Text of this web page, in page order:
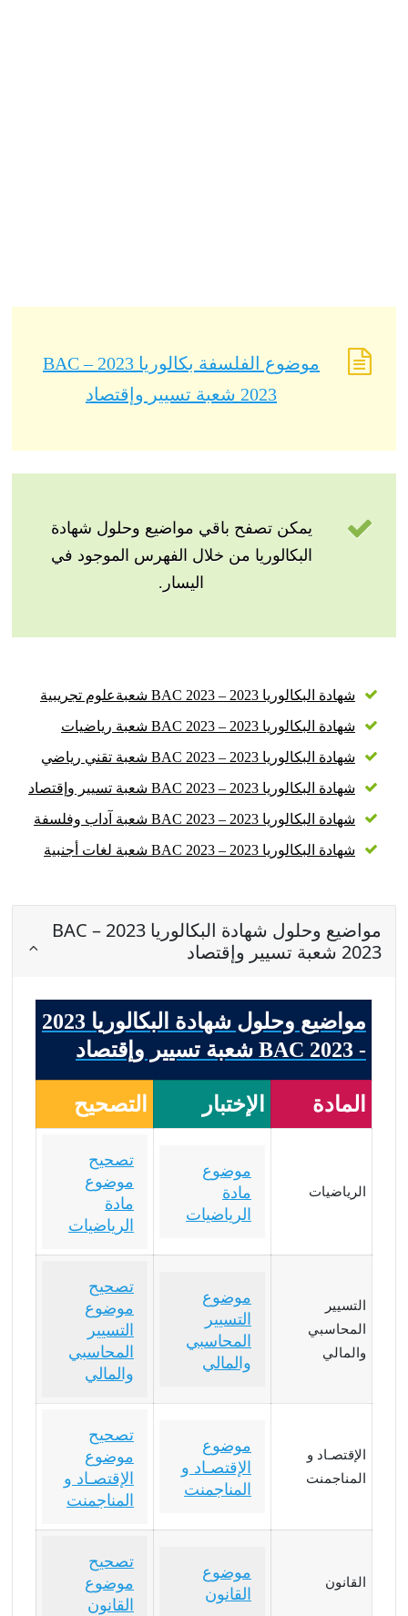
موضوع الفلسفة بكالوريا 2023 – BAC
2023 شعبة تسيير وإقتصاد
يمكن تصفح باقي مواضيع وحلول شهادة
البكالوريا من خلال الفهرس الموجود في
اليسار.
شهادة البكالوريا 2023 – BAC 2023 شعبةعلوم تجريبية
شهادة البكالوريا 2023 – BAC 2023 شعبة رياضيات
شهادة البكالوريا 2023 – BAC 2023 شعبة تقني رياضي
شهادة البكالوريا 2023 – BAC 2023 شعبة تسيير وإقتصاد
شهادة البكالوريا 2023 – BAC 2023 شعبة آداب وفلسفة
شهادة البكالوريا 2023 – BAC 2023 شعبة لغات أجنبية
مواضيع وحلول شهادة البكالوريا 2023 – BAC
2023 شعبة تسيير وإقتصاد
مواضيع وحلول شهادة البكالوريا 2023
- BAC 2023 شعبة تسيير وإقتصاد
المادة الإختبار التصحيح
الرياضيات
موضوع
مادة
الرياضيات
تصحيح
موضوع
مادة
الرياضيات
التسيير
المحاسبي
والمالي
موضوع
التسيير
المحاسبي
والمالي
تصحيح
موضوع
التسيير
المحاسبي
والمالي
الإقتصـاد و
المناجمنت
موضوع
الإقتصـاد و
المناجمنت
تصحيح
موضوع
الإقتصـاد و
المناجمنت
القانون
موضوع
القانون
تصحيح
موضوع
القانون